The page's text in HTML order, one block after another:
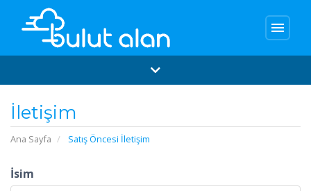
menu
İletişim
Ana Sayfa Satış Öncesi İletişim
İsim